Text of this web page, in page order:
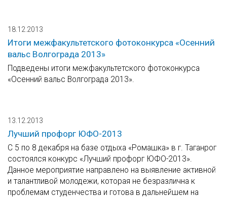
18.12.2013
Итоги межфакультетского фотоконкурса «Осенний
вальс Волгограда 2013»
Подведены итоги межфакультетского фотоконкурса
«Осенний вальс Волгограда 2013».
13.12.2013
Лучший профорг ЮФО-2013
С 5 по 8 декабря на базе отдыха «Ромашка» в г. Таганрог
состоялся конкурс «Лучший профорг ЮФО-2013».
Данное мероприятие направлено на выявление активной
и талантливой молодежи, которая не безразлична к
проблемам студенчества и готова в дальнейшем на